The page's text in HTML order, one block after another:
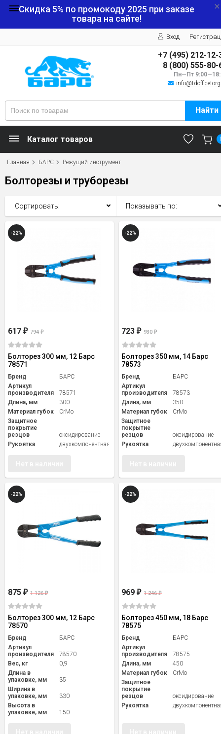
Скидка 5% по промокоду 2025 при заказе
товара на сайте!
Вход
+7 (495) 212-12-
8 (800) 555-80-
Пн—Пт
Найти
Каталог товаров
Главная БАРС Режущий инструмент
Болторезы и труборезы
Сортировать: Показывать по:
-22%
617 ₽ 794₽
Болторез 300 мм, 12 Барс
78571
Бренд
БАРС
Артикул
производителя
78571
Длина, мм
300
Материал губок
CrMo
Защитное
покрытие
резцов
оксидирование
Рукоятка
двухкомпонентная
-22%
723₽ 930₽
Болторез 350 мм, 14 Барс
78573
Бренд
БАРС
Артикул
производителя
78573
Длина, мм
350
Материал губок
CrMo
Защитное
покрытие
резцов
оксидирование
Рукоятка
-22%
875 ₽ 1 126₽
Болторез 300 мм, 12 Барс
78570
Бренд
БАРС
Артикул
производителя
78570
Вес, кг
0,9
Длина в
упаковке, мм
35
Ширина в
упаковке, мм
330
Высота в
упаковке, мм
150
-22%
969₽ 1 246₽
Болторез 450 мм, 18 Барс
78575
Бренд
БАРС
Артикул
производителя
78575
Длина, мм
450
Материал губок
CrMo
Защитное
покрытие
резцов
оксидирование
Рукоятка